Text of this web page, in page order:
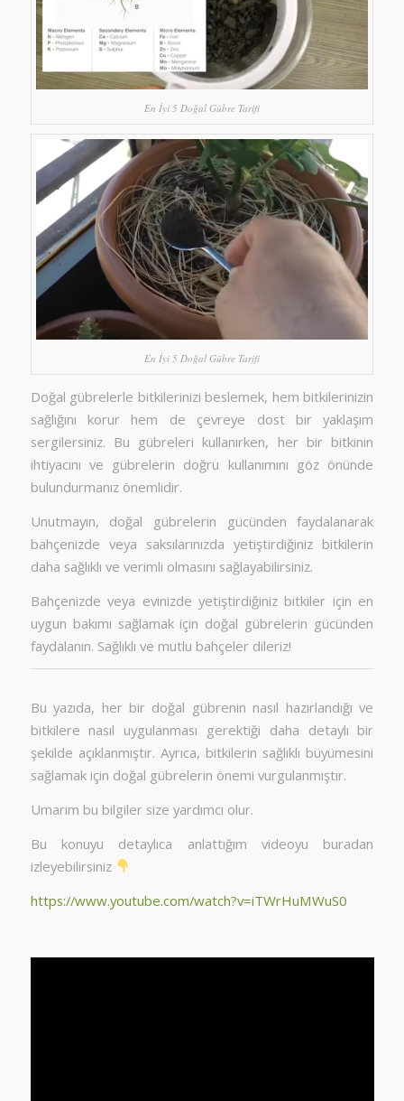
En İyi 5 Doğal Gübre Tarifi
En İyi 5 Doğal Gübre Tarifi
Doğal gübrelerle bitkilerinizi beslemek, hem bitkilerinizin
sağlığını korur hem de çevreye dost bir yaklaşım
sergilersiniz. Bu gübreleri kullanırken, her bir bitkinin
ihtiyacını ve gübrelerin doğru kullanımını göz önünde
bulundurmanız önemlidir.
Unutmayın, doğal gübrelerin gücünden faydalanarak
bahçenizde veya saksılarınızda yetiştirdiğiniz bitkilerin
daha sağlıklı ve verimli olmasını sağlayabilirsiniz.
Bahçenizde veya evinizde yetiştirdiğiniz bitkiler için en
uygun bakımı sağlamak için doğal gübrelerin gücünden
faydalanın. Sağlıklı ve mutlu bahçeler dileriz!
Bu yazıda, her bir doğal gübrenin nasıl hazırlandığı ve
bitkilere nasıl uygulanması gerektiği daha detaylı bir
şekilde açıklanmıştır. Ayrıca, bitkilerin sağlıklı büyümesini
sağlamak için doğal gübrelerin önemi vurgulanmıştır.
Umarım bu bilgiler size yardımcı olur.
Bu konuyu detaylıca anlattığım videoyu buradan
izleyebilirsiniz
https://www.youtube.com/watch?v=iTWrHuMWuS0